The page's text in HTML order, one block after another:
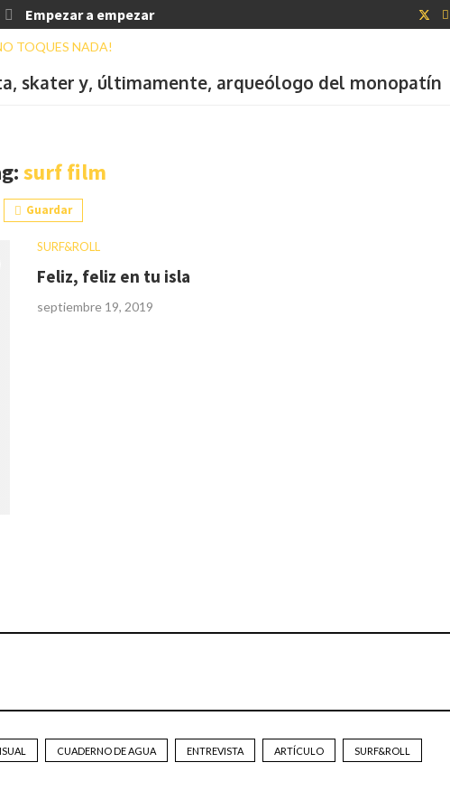
Empezar a empezar
skater y, últimamente, arqueólogo del monopatín
surf film
Guardar
SURF&ROLL
Feliz, feliz en tu isla
septiembre 19, 2019
CUADERNO DE AGUA ENTREVISTA ARTÍCULO SURF&ROLL